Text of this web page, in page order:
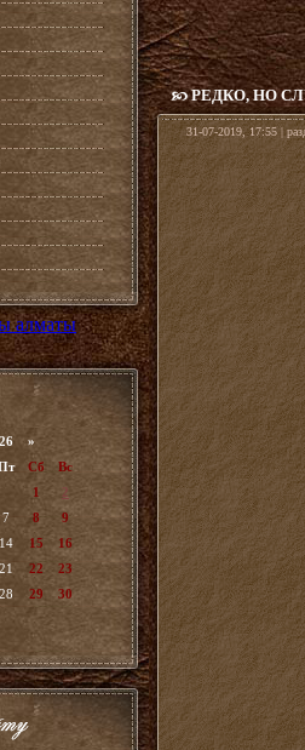
алматы
»
Сб
Вс
1
2
7 8
9
14 15
16
21 22
23
28 29
30
РЕДКО, НО
31-07-2019, 17:55 |